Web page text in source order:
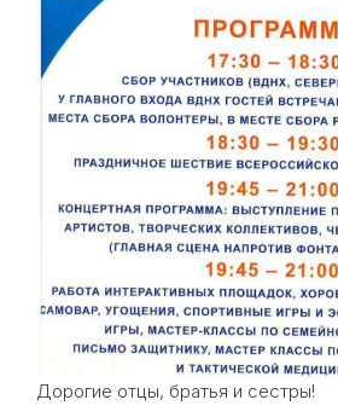
Дорогие отцы, братья и сестры!